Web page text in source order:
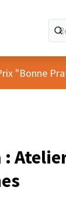
"Bonne
: